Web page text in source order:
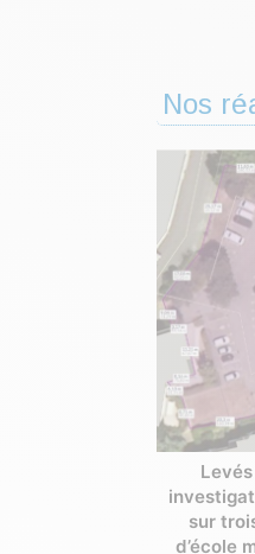
Nos
sur
d’école